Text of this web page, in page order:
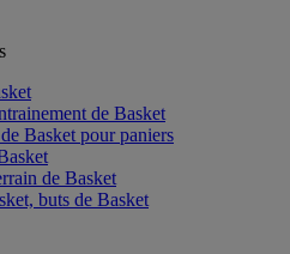
de Basket
Basket pour paniers
de Basket
buts de Basket